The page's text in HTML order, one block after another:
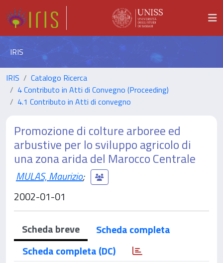
IRIS
IRIS
Catalogo Ricerca
4 Contributo in Atti di Convegno (Proceeding)
4.1 Contributo in Atti di convegno
Promozione di colture arboree ed
arbustive per lo sviluppo agricolo di
una zona arida del Marocco Centrale
MULAS, Maurizio;
2002-01-01
Scheda breve
Scheda completa
Scheda completa (DC)